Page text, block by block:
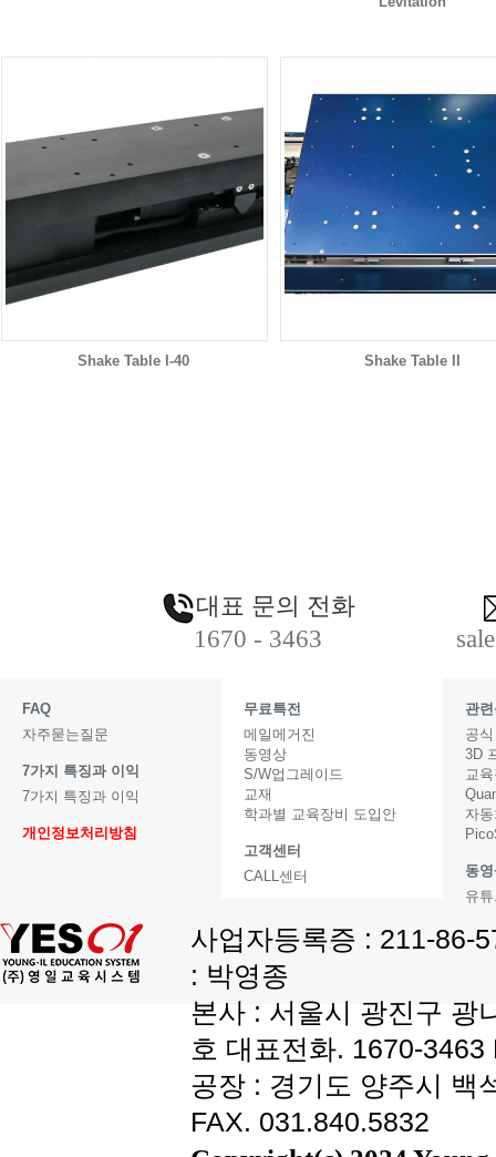
Shake Table I-40 Shake Table II
대표 문의 전화
1670 - 3463
FAQ
자주묻는질문
7가지 특징과 이익
7가지 특징과 이익
개인정보처리방침
무료특전
메일메거진
동영상
S/W업그레이드
교재
학과별 교육장비 도입안
고객센터
CALL센터
관
공
3D
교
자
동
유
사업자등록증 : 211-86-
: 박영종
본사 : 서울시 광진구 광
호 대표전화. 1670-
공장 : 경기도 양주시 백
FAX. 031.840.5832